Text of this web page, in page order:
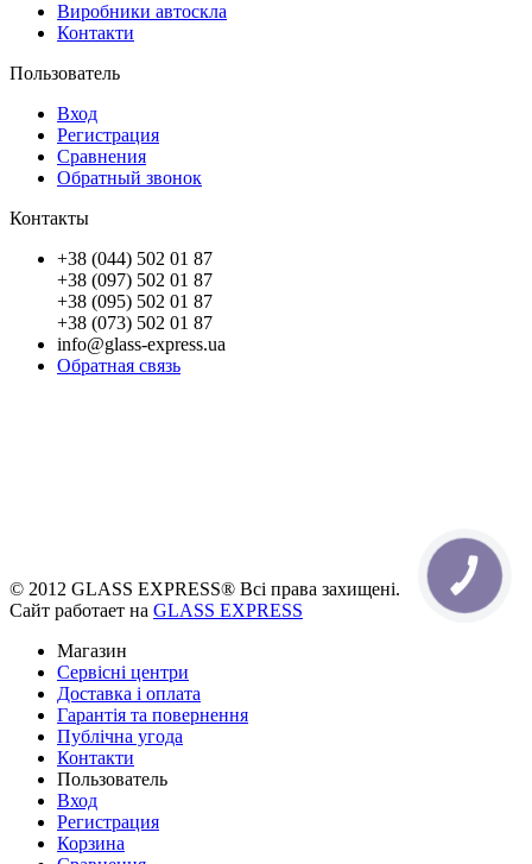
Виробники автоскла
Контакти
Пользователь
Вход
Регистрация
Сравнения
Обратный звонок
Контакты
+38 (044) 502 01 87
+38 (097) 502 01 87
+38 (095) 502 01 87
+38 (073) 502 01 87
info@glass-express.ua
Обратная связь
© 2012 GLASS EXPRESS® Всі права захищені.
Сайт работает на GLASS EXPRESS
Магазин
Сервісні центри
Доставка і оплата
Гарантія та повернення
Публічна угода
Контакти
Пользователь
Вход
Регистрация
Корзина
КНОПКА
ЗВ'ЯЗКУ